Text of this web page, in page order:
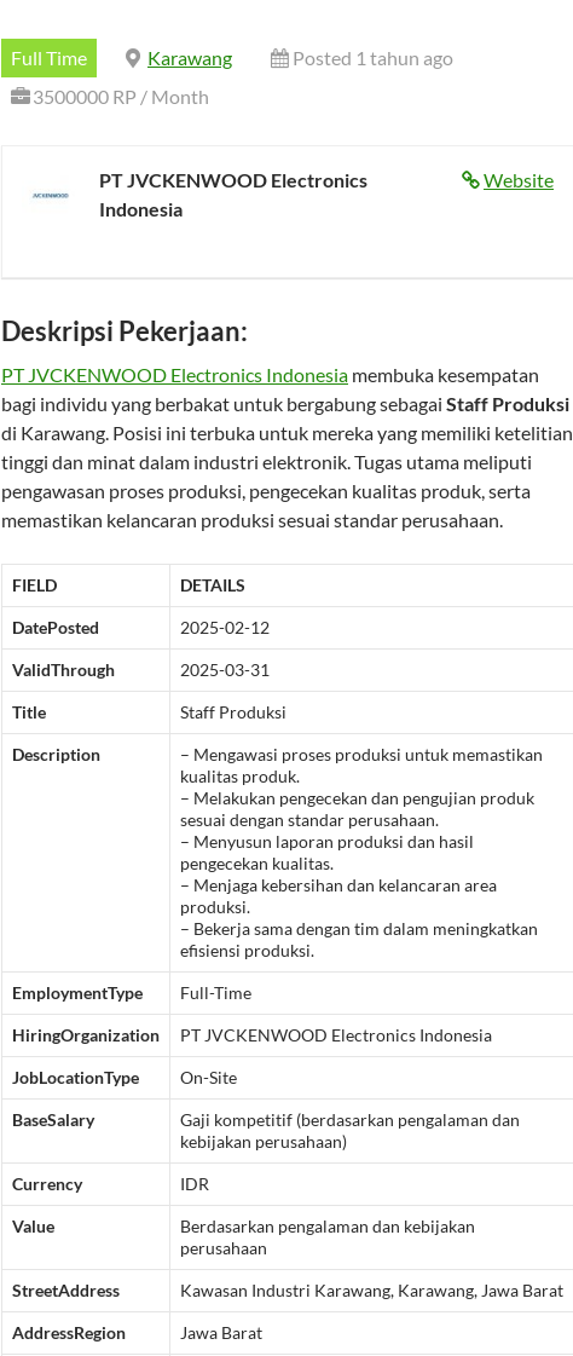
Full Time Karawang
Posted 1 tahun ago
3500000 RP / Month
Website
PT JVCKENWOOD Electronics
Indonesia
Deskripsi Pekerjaan:
PT JVCKENWOOD Electronics Indonesia membuka kesempatan
bagi individu yang berbakat untuk bergabung sebagai Staff Produksi
di Karawang. Posisi ini terbuka untuk mereka yang memiliki ketelitian
tinggi dan minat dalam industri elektronik. Tugas utama meliputi
pengawasan proses produksi, pengecekan kualitas produk, serta
memastikan kelancaran produksi sesuai standar perusahaan.
FIELD DETAILS
DatePosted 2025-02-12
ValidThrough 2025-03-31
Title Staff Produksi
Description
– Mengawasi proses produksi untuk memastikan
kualitas produk.
– Melakukan pengecekan dan pengujian produk
sesuai dengan standar perusahaan.
– Menyusun laporan produksi dan hasil
pengecekan kualitas.
– Menjaga kebersihan dan kelancaran area
produksi.
– Bekerja sama dengan tim dalam meningkatkan
efisiensi produksi.
EmploymentType Full-Time
HiringOrganization PT JVCKENWOOD Electronics Indonesia
JobLocationType On-Site
BaseSalary
Gaji kompetitif (berdasarkan pengalaman dan
kebijakan perusahaan)
Currency IDR
Value
Berdasarkan pengalaman dan kebijakan
perusahaan
StreetAddress Kawasan Industri Karawang, Karawang, Jawa Barat
AddressRegion Jawa Barat